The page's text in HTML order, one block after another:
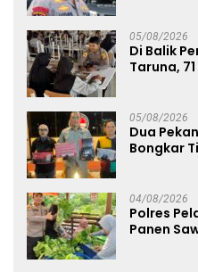
05/08/2026
Di Balik
Taruna,
05/08/2026
Dua
Bongkar
04/08/2026
Polres
Panen